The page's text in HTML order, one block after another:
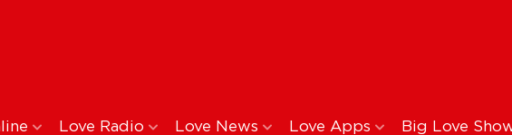
Love Radio Love News Love Apps Big Love